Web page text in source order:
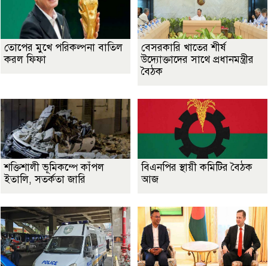
তোপের মুখে পরিকল্পনা বাতিল
করল ফিফা
বেসরকারি খাতের শীর্ষ
উদ্যোক্তাদের সাথে প্রধানমন্ত্রীর
বৈঠক
শক্তিশালী ভূমিকম্পে কাঁপল
ইতালি, সতর্কতা জারি
বিএনপির স্থায়ী কমিটির বৈঠক
আজ